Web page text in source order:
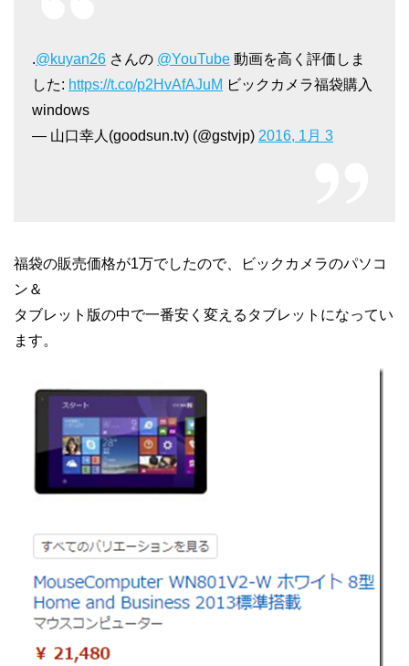
.@kuyan26 さんの @YouTube 動画を高く評価しま
した: https://t.co/p2HvAfAJuM ビックカメラ福袋購入
windows
— 山口幸人(goodsun.tv) (@gstvjp) 2016, 1月 3
福袋の販売価格が1万でしたので、ビックカメラのパソコ
ン＆
タブレット版の中で一番安く変えるタブレットになってい
ます。